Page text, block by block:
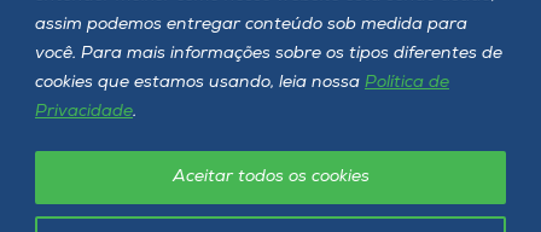
assim podemos entregar conteúdo sob medida para
você. Para mais informações sobre os tipos diferentes de
cookies que estamos usando, leia nossa Política de
Privacidade.
Aceitar todos os cookies
Política de privacidade LGPD